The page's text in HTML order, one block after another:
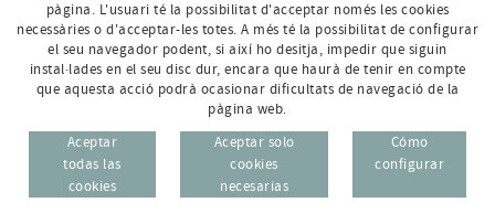
producción y el seguimiento de los recursos.
INFO
pàgina. L'usuari té la possibilitat d'acceptar només les cookies
necessàries o d'acceptar-les totes. A més té la possibilitat de configurar
el seu navegador podent, si així ho desitja, impedir que siguin
instal·lades en el seu disc dur, encara que haurà de tenir en compte
que aquesta acció podrà ocasionar dificultats de navegació de la
pàgina web.
Aceptar
todas las
cookies
Aceptar solo
cookies
necesarias
Cómo
configurar